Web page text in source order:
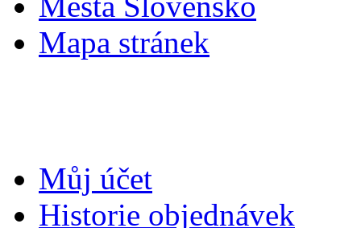
Mapa stránek
Můj účet
Historie objednávek